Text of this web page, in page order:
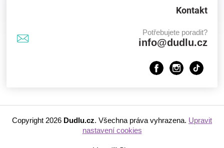
Kontakt
Potřebujete poradit?
info@dudlu.cz
Copyright 2026 Dudlu.cz. Všechna práva vyhrazena. Upravit
nastavení cookies